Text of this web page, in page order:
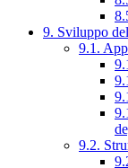
9. Sviluppo
9.1.
9.2.